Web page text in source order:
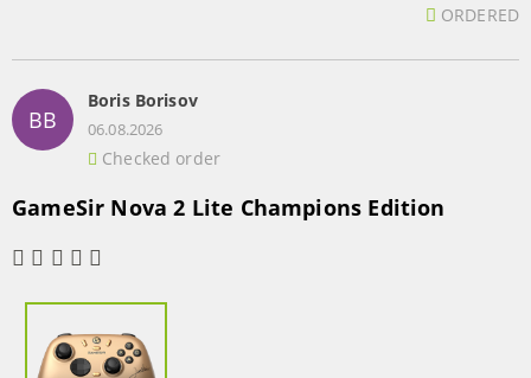
ORDERED
BB
Boris Borisov
06.08.2026
Checked order
GameSir Nova 2 Lite Champions Edition